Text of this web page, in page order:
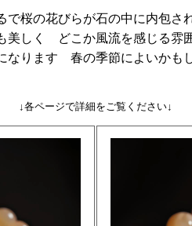
で桜の花びらが石の中に内包さ
美しく どこか風流を感じる雰
なります 春の季節によいかも
↓各ページで詳細をご覧ください↓